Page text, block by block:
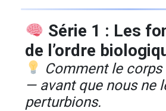
Série 1 : Les
de l’ordre
Comment le
— avant que nous ne
perturbions.